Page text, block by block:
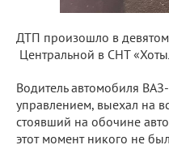
ДТП произошло в девятом
Центральной в СНТ
Водитель автомобиля
управлением, выехал на
стоявший на обочине
этот момент никого не